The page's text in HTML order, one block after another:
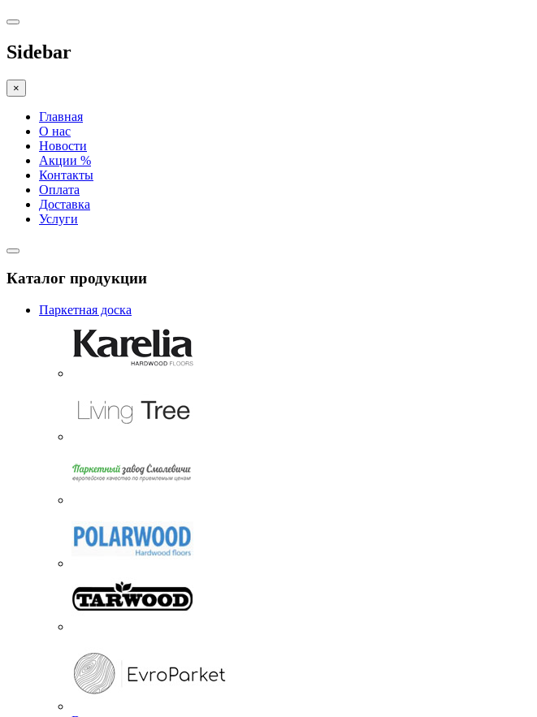
Sidebar
×
Главная
О нас
Новости
Акции %
Контакты
Оплата
Доставка
Услуги
Каталог продукции
Паркетная доска